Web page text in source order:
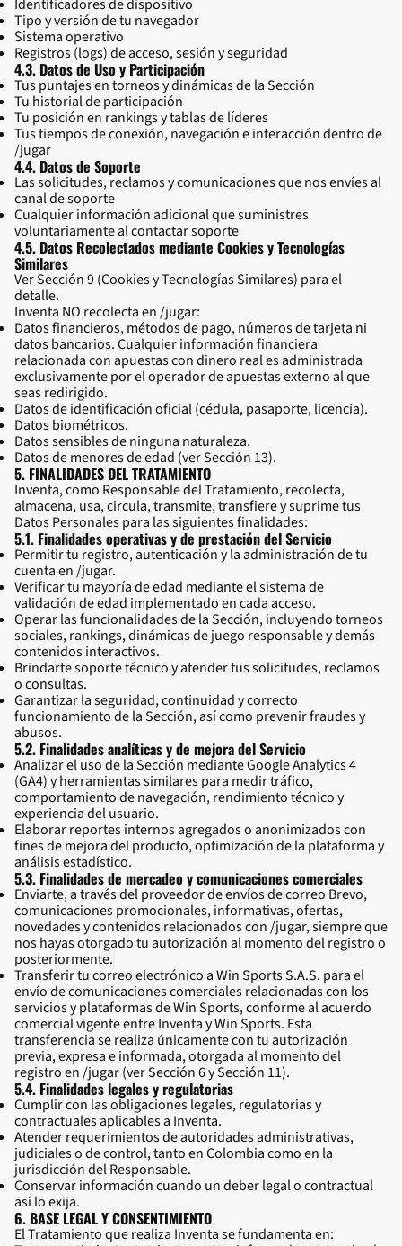
Identificadores de dispositivo
Tipo y versión de tu navegador
Sistema operativo
Registros (logs) de acceso, sesión y seguridad
4.3. Datos de Uso y Participación
Tus puntajes en torneos y dinámicas de la Sección
Tu historial de participación
Tu posición en rankings y tablas de líderes
Tus tiempos de conexión, navegación e interacción dentro de
/jugar
4.4. Datos de Soporte
Las solicitudes, reclamos y comunicaciones que nos envíes al
canal de soporte
Cualquier información adicional que suministres
voluntariamente al contactar soporte
4.5. Datos Recolectados mediante Cookies y Tecnologías
Similares
Ver Sección 9 (Cookies y Tecnologías Similares) para el
detalle.
Inventa NO recolecta en /jugar:
Datos financieros, métodos de pago, números de tarjeta ni
datos bancarios. Cualquier información financiera
relacionada con apuestas con dinero real es administrada
exclusivamente por el operador de apuestas externo al que
seas redirigido.
Datos de identificación oficial (cédula, pasaporte, licencia).
Datos biométricos.
Datos sensibles de ninguna naturaleza.
Datos de menores de edad (ver Sección 13).
5. FINALIDADES DEL TRATAMIENTO
Inventa, como Responsable del Tratamiento, recolecta,
almacena, usa, circula, transmite, transfiere y suprime tus
Datos Personales para las siguientes finalidades:
5.1. Finalidades operativas y de prestación del Servicio
Permitir tu registro, autenticación y la administración de tu
cuenta en /jugar.
Verificar tu mayoría de edad mediante el sistema de
validación de edad implementado en cada acceso.
Operar las funcionalidades de la Sección, incluyendo torneos
sociales, rankings, dinámicas de juego responsable y demás
contenidos interactivos.
Brindarte soporte técnico y atender tus solicitudes, reclamos
o consultas.
Garantizar la seguridad, continuidad y correcto
funcionamiento de la Sección, así como prevenir fraudes y
abusos.
5.2. Finalidades analíticas y de mejora del Servicio
Analizar el uso de la Sección mediante Google Analytics 4
(GA4) y herramientas similares para medir tráfico,
comportamiento de navegación, rendimiento técnico y
experiencia del usuario.
Elaborar reportes internos agregados o anonimizados con
fines de mejora del producto, optimización de la plataforma y
análisis estadístico.
5.3. Finalidades de mercadeo y comunicaciones comerciales
Enviarte, a través del proveedor de envíos de correo Brevo,
comunicaciones promocionales, informativas, ofertas,
novedades y contenidos relacionados con /jugar, siempre que
nos hayas otorgado tu autorización al momento del registro o
posteriormente.
Transferir tu correo electrónico a Win Sports S.A.S. para el
envío de comunicaciones comerciales relacionadas con los
servicios y plataformas de Win Sports, conforme al acuerdo
comercial vigente entre Inventa y Win Sports. Esta
transferencia se realiza únicamente con tu autorización
previa, expresa e informada, otorgada al momento del
registro en /jugar (ver Sección 6 y Sección 11).
5.4. Finalidades legales y regulatorias
Cumplir con las obligaciones legales, regulatorias y
contractuales aplicables a Inventa.
Atender requerimientos de autoridades administrativas,
judiciales o de control, tanto en Colombia como en la
jurisdicción del Responsable.
Conservar información cuando un deber legal o contractual
así lo exija.
6. BASE LEGAL Y CONSENTIMIENTO
El Tratamiento que realiza Inventa se fundamenta en: